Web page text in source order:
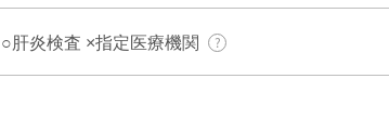
○肝炎検査 ×指定医療機関